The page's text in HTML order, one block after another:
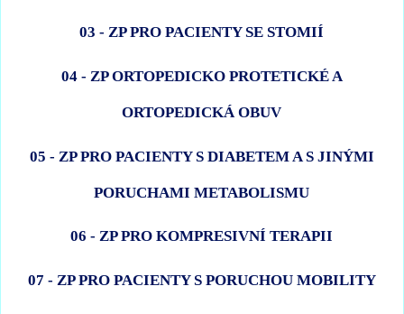
03 - ZP PRO PACIENTY SE STOMIÍ
04 - ZP ORTOPEDICKO PROTETICKÉ A
ORTOPEDICKÁ OBUV
05 - ZP PRO PACIENTY S DIABETEM A S JINÝMI
PORUCHAMI METABOLISMU
06 - ZP PRO KOMPRESIVNÍ TERAPII
07 - ZP PRO PACIENTY S PORUCHOU MOBILITY